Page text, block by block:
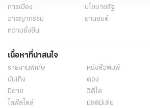
สาระน่ารู้
การเมือง
นโยบายรัฐ
อาชญากรรม
ยานยนต์
ความยั่งยืน
เนื้อหาที่น่าสนใจ
รายงานพิเศษ หนังสือพิมพ์
บันเทิง
ดวง
นิยาย
วิดีโอ
ไลฟ์สไตล์
มัลติมีเดีย